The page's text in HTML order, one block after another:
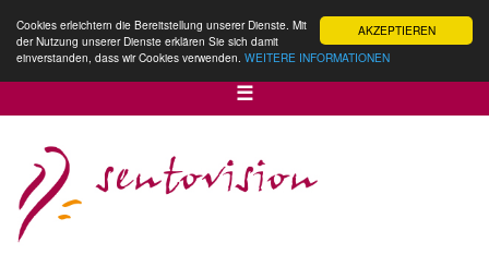
AKZEPTIEREN
Cookies erleichtern die Bereitstellung unserer Dienste. Mit
der Nutzung unserer Dienste erklären Sie sich damit
einverstanden, dass wir Cookies verwenden. WEITERE INFORMATIONEN
☰